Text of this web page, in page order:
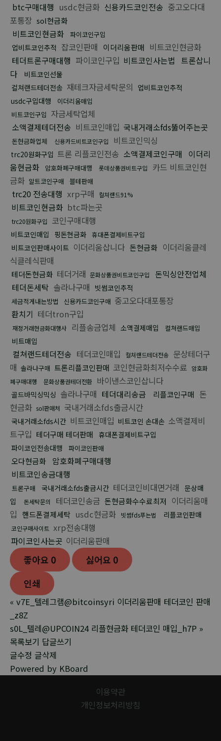
btc구매대행 usdc현금화 신용카드코인전송 중고오다대
포통장 sol현금화
비트코인현금화 파이코인구입
업비트코인추적 잡코인판매 이더리움판매 비트코인현금화
테더트론구매대행 파이코인구입 비트코인사는법
트론삽니
다
비트코인선물
컬쳐랜드테더전송 재테크자금세탁문의 업비트코인추적
usdc구입대행
이더리움매입
비트코인구입 자금세탁업체
소액결제테더전송 비트코인매입 국내거래소fds뚫어주는곳
돈현금화업체 신용카드비트코인구입 비트코인믹싱
trc20원화구입 트론 리플코인전송 소액결제코인구매
이더리
움현금화
암호화폐구매대행 롯데상품권비트구입
카드 비트코인현
금화 알트코인구매 블테판매
trc20 전송대행 xrp구매 컬쳐랜드91%
비트코인현금화 btc파는곳
trc20원화구입 코인구매대행
비트코인매입 핑돈현금화 휴대폰결제비트구입
비트코인판매사이트 이더리움삽니다 돈현금화 이더리움클레
식클레식판매
테더돈현금화 테더거래 문화상품권비트코인구입
돈믹싱안전업체
테더돈세탁 솔라나구매 빗썸코인추적
세금적게내는방법 신용카드코인구매 중고오다대포통장
환치기 테더tron구입
재정거래현금화대행사 리플송금업체 소액결제매입 컬쳐랜드매입
비트매입
컬쳐랜드테더전송 테더코인매입 컬쳐랜드테더전송 문상테더구
매 솔라나구매 트론리플코인판매 코인현금화최저수수료 암호화
폐구매대행
문화상품권테더전환 바이낸스코인삽니다
골드바믹싱믹싱 솔라나구매 테더대리송금 리플코인구매 돈
현금화 sol판매처 국내거래소fds출금시간
국내거래소fds시간 비트코인매입 비트코인 손대손 소액결제비
트구입 테더구매 테더판매 휴대폰결제비트구입
파이코인전송대행
파이코인판매
오다현금화
암호화폐구매대행
비트코인송금대행
트론구매 국내거래소fds출금시간 테더코인비대면거래 문상매
입
돈세탁문의 테더코인송금 돈현금화수수료최저
이더리움매
입 핸드폰결제세탁 usdc현금화 빗썸fds푸는법 리플코인판매
코인구매사이트 xrp전송대행
파이코인사는곳 이더리움판매
좋아요 0 싫어요 0
인쇄
« v7E_텔레그램@bitcoinsyri 이더리움판매 테더코인 판매
_z8Z
s0L_텔레@UPCOIN24 리플현금화 테더코인 매입_h7P »
목록보기 답글쓰기
글수정 글삭제
Powered by KBoard
이용약관
개인정보처리방침